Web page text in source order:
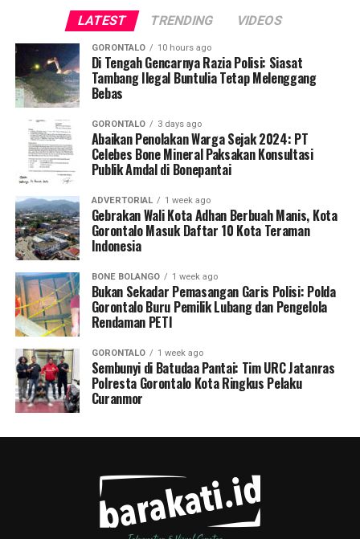
LATEST TRENDING VIDEOS
GORONTALO 10 hours ago
Di Tengah Gencarnya Razia Polisi: Siasat
Tambang Ilegal Buntulia Tetap Melenggang
Bebas
GORONTALO 3 days ago
Abaikan Penolakan Warga Sejak 2024: PT
Celebes Bone Mineral Paksakan Konsultasi
Publik Amdal di Bonepantai
ADVERTORIAL 1 week ago
Gebrakan Wali Kota Adhan Berbuah Manis, Kota
Gorontalo Masuk Daftar 10 Kota Teraman
Indonesia
BONE BOLANGO 1 week ago
Bukan Sekadar Pemasangan Garis Polisi: Polda
Gorontalo Buru Pemilik Lubang dan Pengelola
Rendaman PETI
GORONTALO 1 week ago
Sembunyi di Batudaa Pantai: Tim URC Jatanras
Polresta Gorontalo Kota Ringkus Pelaku
Curanmor